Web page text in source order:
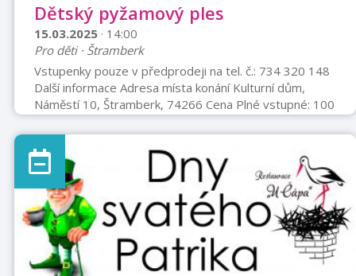
Dětský pyžamový ples
15.03.2025 · 14:00
Pro děti · Štramberk
Vstupenky pouze v předprodeji na tel. č.: 734 320 148
Další informace Adresa místa konání Kulturní dům,
Náměstí 10, Štramberk, 74266 Cena Plné vstupné: 100
Kč Snížené vstupné: 50 Kč (v ceně dětské vstupenky
tombola, vyhrává každý) Organizátor Spolek přátel pod
Kotoučem